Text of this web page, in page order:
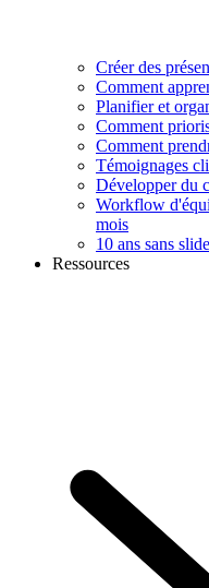
Créer des
Comment
Planifier et
Comment
Comment
Témoignages
Développer du
Workflow
mois
10 ans sans
Ressources